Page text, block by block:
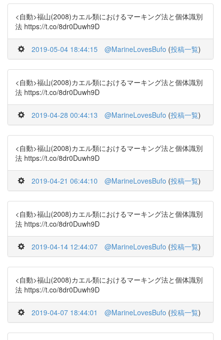
<自動>福山(2008)カエル類におけるマーキング法と個体識別
法 https://t.co/8dr0Duwh9D
2019-05-04 18:44:15 @MarineLovesBufo (投稿一覧)
<自動>福山(2008)カエル類におけるマーキング法と個体識別
法 https://t.co/8dr0Duwh9D
2019-04-28 00:44:13 @MarineLovesBufo (投稿一覧)
<自動>福山(2008)カエル類におけるマーキング法と個体識別
法 https://t.co/8dr0Duwh9D
2019-04-21 06:44:10 @MarineLovesBufo (投稿一覧)
<自動>福山(2008)カエル類におけるマーキング法と個体識別
法 https://t.co/8dr0Duwh9D
2019-04-14 12:44:07 @MarineLovesBufo (投稿一覧)
<自動>福山(2008)カエル類におけるマーキング法と個体識別
法 https://t.co/8dr0Duwh9D
2019-04-07 18:44:01 @MarineLovesBufo (投稿一覧)